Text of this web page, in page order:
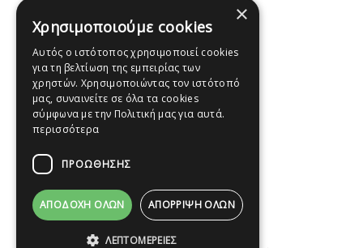
© Copyright 2012 -
2026
×
Χρησιμοποιούμε cookies
Αυτός ο ιστότοπος χρησιμοποιεί cookies
για τη βελτίωση της εμπειρίας των
χρηστών. Χρησιμοποιώντας τον ιστότοπό
μας, συναινείτε σε όλα τα cookies
σύμφωνα με την Πολιτική μας για αυτά.
περισσότερα
ΠΡΟΩΘΗΣΗΣ
ΑΠΟΔΟΧΉ ΌΛΩΝ ΑΠΌΡΡΙΨΗ ΌΛΩΝ
ΛΕΠΤΟΜΈΡΕΙΕΣ